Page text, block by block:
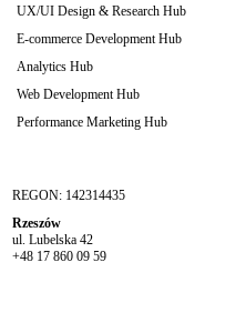
UX/UI Design & Research Hub
E-commerce Development Hub
Analytics Hub
Web Development Hub
Performance Marketing Hub
REGON: 142314435
Rzeszów
ul. Lubelska 42
+48 17 860 09 59